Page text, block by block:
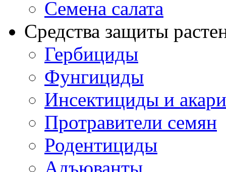
Семена салата
Средства защиты
Гербициды
Фунгициды
Инсектициды и
Протравители семян
Родентициды
Адъюванты